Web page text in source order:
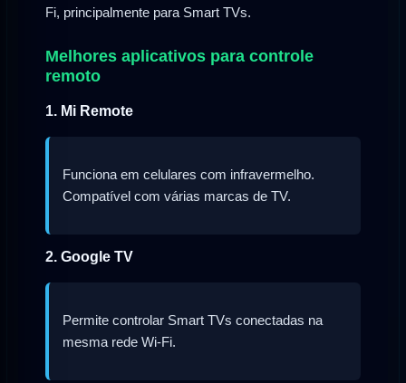
Fi, principalmente para Smart TVs.
Melhores aplicativos para controle
remoto
1. Mi Remote
Funciona em celulares com infravermelho.
Compatível com várias marcas de TV.
2. Google TV
Permite controlar Smart TVs conectadas na
mesma rede Wi-Fi.